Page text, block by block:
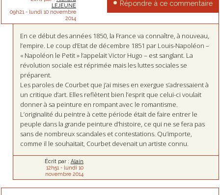
LEJEUNE
09h21 - lundi 10 novembre
2014
Répondre à ce commentaire
En ce début des années 1850, la France va connaître, à nouveau,
l’empire. Le coup d’Etat de décembre 1851 par Louis-Napoléon –
« Napoléon le Petit » l’appelait Victor Hugo – est sanglant. La
révolution sociale est réprimée mais les luttes sociales se
préparent.
Les paroles de Courbet que j’ai mises en exergue s’adressaient à
un critique d’art. Elles reflètent bien l’esprit que celui-ci voulait
donner à sa peinture en rompant avec le romantisme.
L’originalité du peintre à cette période était de faire entrer le
peuple dans la grande peinture d’histoire, ce qui ne se fera pas
sans de nombreux scandales et contestations. Qu’importe,
comme il le souhaitait, Courbet devenait un artiste connu.
Écrit par : Alain
12h51 - lundi 10
novembre 2014